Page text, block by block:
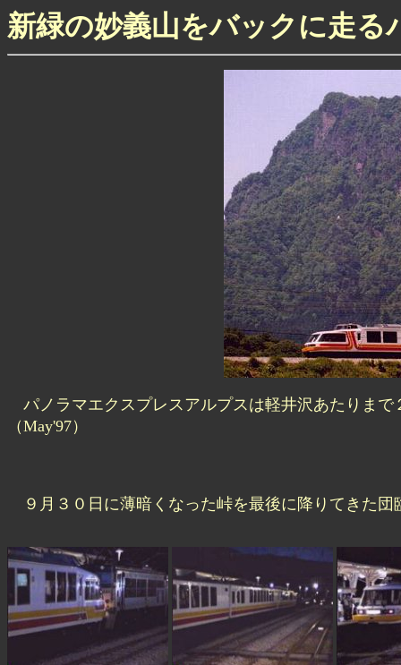
新緑の妙義山をバックに走
パノラマエクスプレスアルプスは軽井沢あたりま
（May'97）
９月３０日に薄暗くなった峠を最後に降りてきた団